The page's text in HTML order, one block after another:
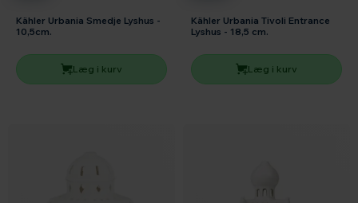
Kähler Urbania Smedje Lyshus -
10,5cm.
Læg i kurv
Kähler Urbania Tivoli Entrance
Lyshus - 18,5 cm.
Læg i kurv